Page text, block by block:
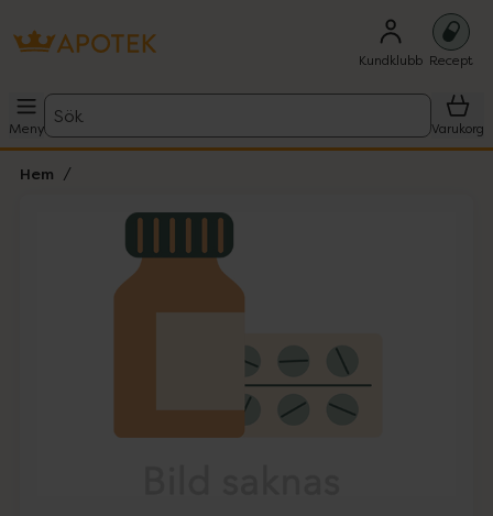
Kundklubb Recept
Meny
Sök
Varukorg
Hem
Lista: . Innehåller 1 objekt.